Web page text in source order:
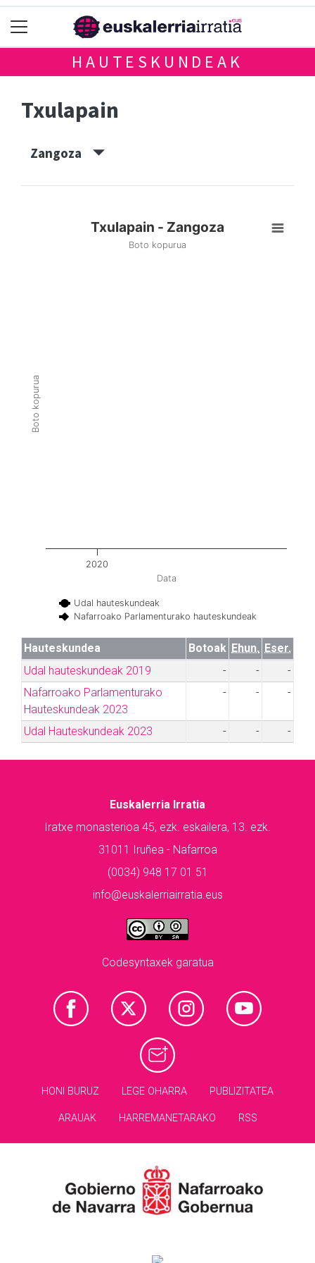
HAUTESKUNDEAK
Txulapain
Zangoza
Data
Boto kopurua
Txulapain - Zangoza
Boto kopurua
Udal hauteskundeak
Nafarroako Parlamenturako hauteskundeak
2020
Hauteskundea Botoak Ehun. Eser.
Udal hauteskundeak 2019
- -
-
Nafarroako Parlamenturako
Hauteskundeak 2023
- - -
Udal Hauteskundeak 2023 - - -
Euskalerria Irratia
Iratxe monasterioa 45, ezk. eskailera, 13. ezk.
31011 Iruñea - Nafarroa
(0034) 948 17 01 51
info@euskalerriairratia.eus
Codesyntaxek garatua
HONI BURUZ LEGE OHARRA PUBLIZITATEA
ARAUAK HARREMANETARAKO RSS